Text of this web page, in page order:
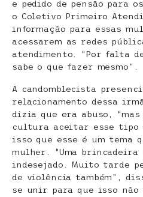
e pedido de pensão para
o Coletivo Primeiro
informação para essas
acessarem as redes
atendimento. “Por falta
sabe o que fazer mesmo”.
A candomblecista
relacionamento dessa
dizia que era abuso,
cultura aceitar esse tipo
isso que esse é um tema
mulher. “Uma brincadeira
indesejado. Muito tarde
de violência também”,
se unir para que isso não